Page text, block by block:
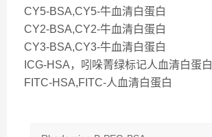
CY5-BSA,CY5-牛血清白蛋白
CY2-BSA,CY2-牛血清白蛋白
CY3-BSA,CY3-牛血清白蛋白
ICG-HSA，吲哚菁绿标记人血清白蛋白
FITC-HSA,FITC-人血清白蛋白